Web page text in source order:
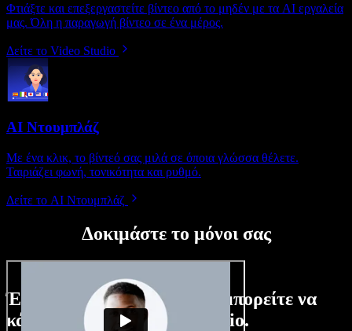
Φτιάξτε και επεξεργαστείτε βίντεο από το μηδέν με τα AI εργαλεία
μας. Όλη η παραγωγή βίντεο σε ένα μέρος.
Δείτε το Video Studio
AI Ντουμπλάζ
Με ένα κλικ, το βίντεό σας μιλά σε όποια γλώσσα θέλετε.
Ταιριάζει φωνή, τονικότητα και ρυθμό.
Δείτε το AI Ντουμπλάζ
Δοκιμάστε το μόνοι σας
Ένα μικρό δείγμα από όσα μπορείτε να
κάνετε με το Speechify Studio.